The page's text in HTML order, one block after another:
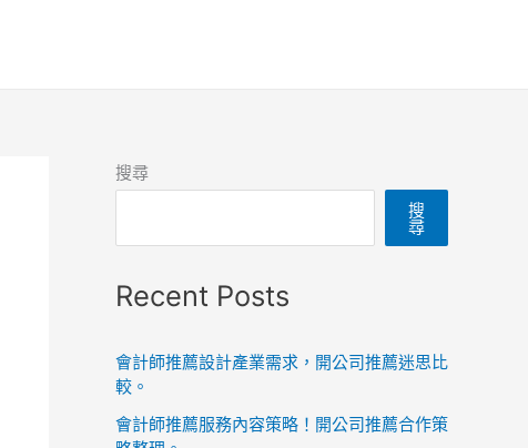
搜尋
搜
尋
Recent Posts
會計師推薦設計產業需求，開公司推薦迷思比
較。
會計師推薦服務內容策略！開公司推薦合作策